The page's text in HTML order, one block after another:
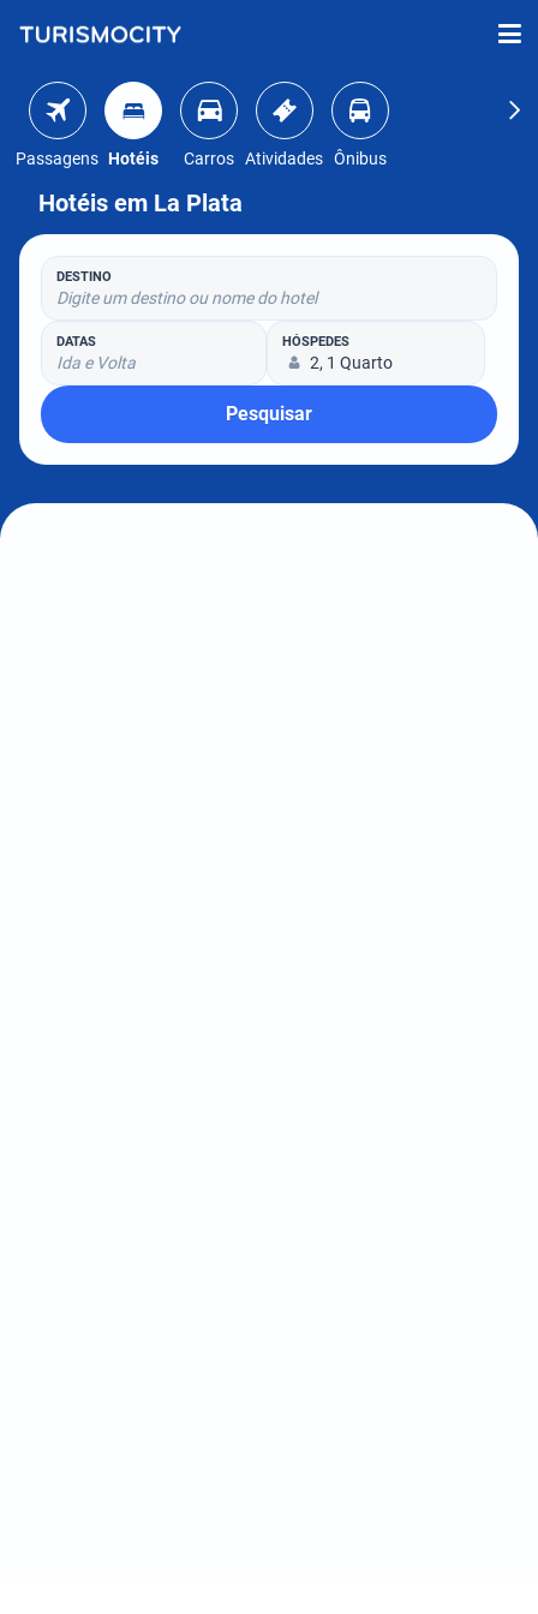
Passagens Hotéis Carros Atividades Ônibus
Hotéis em La Plata
DESTINO
Digite um destino ou nome do hotel
DATAS
Ida e Volta
HÓSPEDES
2, 1 Quarto
Pesquisar